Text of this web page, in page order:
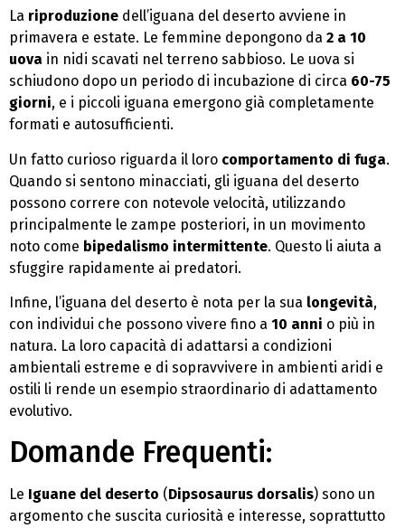
La riproduzione dell’iguana del deserto avviene in
primavera e estate. Le femmine depongono da 2 a 10
uova in nidi scavati nel terreno sabbioso. Le uova si
schiudono dopo un periodo di incubazione di circa 60-75
giorni, e i piccoli iguana emergono già completamente
formati e autosufficienti.
Un fatto curioso riguarda il loro comportamento di fuga.
Quando si sentono minacciati, gli iguana del deserto
possono correre con notevole velocità, utilizzando
principalmente le zampe posteriori, in un movimento
noto come bipedalismo intermittente. Questo li aiuta a
sfuggire rapidamente ai predatori.
Infine, l’iguana del deserto è nota per la sua longevità,
con individui che possono vivere fino a 10 anni o più in
natura. La loro capacità di adattarsi a condizioni
ambientali estreme e di sopravvivere in ambienti aridi e
ostili li rende un esempio straordinario di adattamento
evolutivo.
Domande Frequenti:
Le Iguane del deserto (Dipsosaurus dorsalis) sono un
argomento che suscita curiosità e interesse, soprattutto